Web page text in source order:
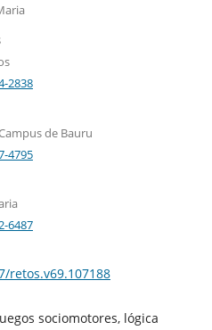
2838
de Bauru
4795
6487
retos.v69.107188
sociomotores, lógica